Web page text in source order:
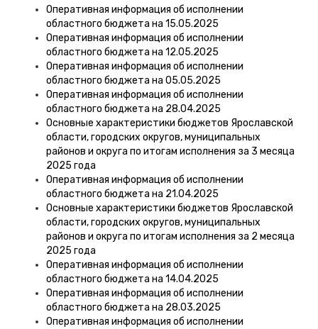
Оперативная информация об исполнении
областного бюджета на 15.05.2025
Оперативная информация об исполнении
областного бюджета на 12.05.2025
Оперативная информация об исполнении
областного бюджета на 05.05.2025
Оперативная информация об исполнении
областного бюджета на 28.04.2025
Основные характеристики бюджетов Ярославской
области, городских округов, муниципальных
районов и округа по итогам исполнения за 3 месяца
2025 года
Оперативная информация об исполнении
областного бюджета на 21.04.2025
Основные характеристики бюджетов Ярославской
области, городских округов, муниципальных
районов и округа по итогам исполнения за 2 месяца
2025 года
Оперативная информация об исполнении
областного бюджета на 14.04.2025
Оперативная информация об исполнении
областного бюджета на 28.03.2025
Оперативная информация об исполнении